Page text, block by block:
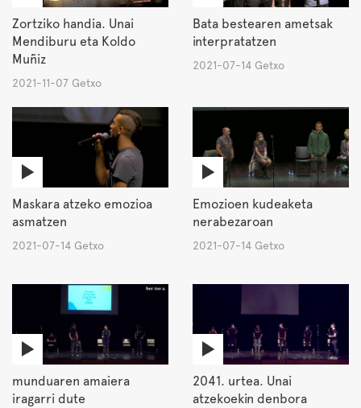
Zortziko handia. Unai
Mendiburu eta Koldo
Muñiz
2021-11-07 Getxo
Bata bestearen ametsak
interpratatzen
2021-07-14 Getxo
Maskara atzeko emozioa
asmatzen
2021-07-14 Getxo
Emozioen kudeaketa
nerabezaroan
2021-07-14 Getxo
munduaren amaiera
iragarri dute
2041. urtea. Unai
atzekoekin denbora